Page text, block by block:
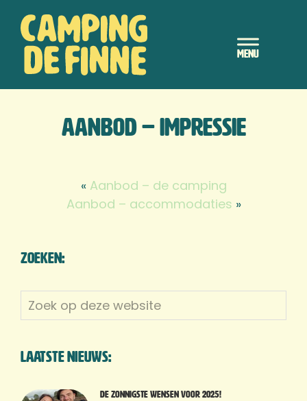
naar
de
hoofd
Camping de Finne
Header
Aanbod – impressie
« Aanbod – de camping
Aanbod – accommodaties »
Zoeken:
Zoek
op
website
Laatste nieuws:
De zonnigste wensen voor 2025!